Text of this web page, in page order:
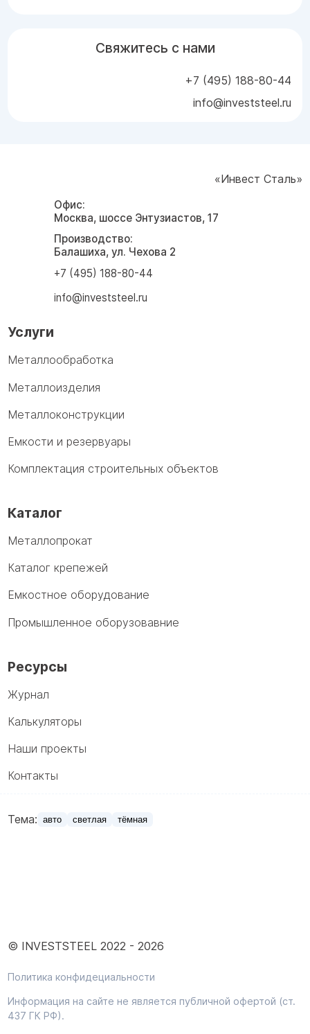
Свяжитесь с нами
+7 (495) 188-80-44
info@investsteel.ru
«Инвест Сталь»
Офис:
Москва, шоссе Энтузиастов, 17
Производство:
Балашиха, ул. Чехова 2
+7 (495) 188-80-44
info@investsteel.ru
Услуги
Металлообработка
Металлоизделия
Металлоконструкции
Емкости и резервуары
Комплектация строительных объектов
Каталог
Металлопрокат
Каталог крепежей
Емкостное оборудование
Промышленное оборузовавние
Ресурсы
Журнал
Калькуляторы
Наши проекты
Контакты
Тема: авто светлая тёмная
© INVESTSTEEL 2022 -2026
Политика конфидециальности
Информация на сайте не является публичной офертой (ст.
437 ГК РФ).